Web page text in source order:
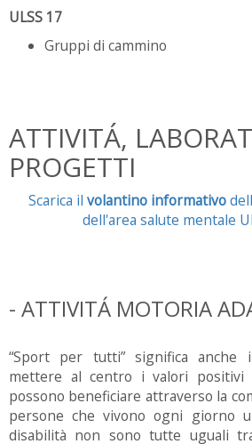
ULSS 17
Gruppi di cammino
ATTIVITÁ,
PROGETTI
Scarica il volantino informativo
dell'area salute mentale
- ATTIVITÁ MOTORIA
“Sport per tutti” significa anche
mettere al centro i valori
possono beneficiare attraverso la
persone che vivono ogni giorno
disabilità non sono tutte uguali